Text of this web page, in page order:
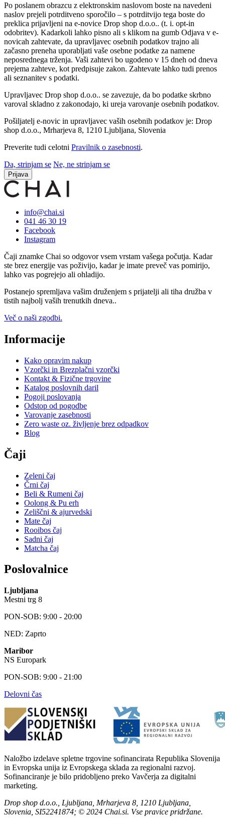
Po poslanem obrazcu z elektronskim naslovom boste na navedeni
naslov prejeli potrditveno sporočilo – s potrditvijo tega boste do
preklica prijavljeni na e-novice Drop shop d.o.o.. (t. i. opt-in
odobritev). Kadarkoli lahko pisno ali s klikom na gumb Odjava v e-
novicah zahtevate, da upravljavec osebnih podatkov trajno ali
začasno preneha uporabljati vaše osebne podatke za namene
neposrednega trženja. Vaši zahtevi bo ugodeno v 15 dneh od dneva
prejema zahteve, kot predpisuje zakon. Zahtevate lahko tudi prenos
ali seznanitev s podatki.
Upravljavec Drop shop d.o.o.. se zavezuje, da bo podatke skrbno
varoval skladno z zakonodajo, ki ureja varovanje osebnih podatkov.
Pošiljatelj e-novic in upravljavec vaših osebnih podatkov je: Drop
shop d.o.o., Mrharjeva 8, 1210 Ljubljana, Slovenia
Preverite tudi celotni Pravilnik o zasebnosti.
Da, strinjam se Ne, ne strinjam se
Prijava
info@chai.si
041 46 30 19
Facebook
Instagram
Čaji znamke Chai so odgovor vsem vrstam vašega počutja. Kadar
ste brez energije vas poživijo, kadar je imate preveč vas pomirijo,
lahko vas pogrejejo ali ohladijo.
Postanejo spremljava vašim druženjem s prijatelji ali tiha družba v
tistih najbolj vaših trenutkih dneva..
Več o naši zgodbi.
Informacije
Kako opravim nakup
Vzorčki in Brezplačni vzorčki
Kontakt & Fizične trgovine
Katalog poslovnih daril
Pogoji poslovanja
Odstop od pogodbe
Varovanje zasebnosti
Zero waste oz. življenje brez odpadkov
Blog
Čaji
Zeleni čaj
Črni čaj
Beli & Rumeni čaj
Oolong & Pu erh
Zeliščni & ajurvedski
Mate čaj
Rooibos čaj
Sadni čaj
Matcha čaj
Poslovalnice
Ljubljana
Mestni trg 8
PON-SOB: 9:00 - 20:00
NED: Zaprto
Maribor
NS Europark
PON-SOB: 9:00 - 21:00
Delovni čas
Naložbo izdelave spletne trgovine sofinancirata Republika Slovenija
in Evropska unija iz Evropskega sklada za regionalni razvoj.
Sofinanciranje je bilo pridobljeno preko Vavčerja za digitalni
marketing.
Drop shop d.o.o., Ljubljana, Mrharjeva 8, 1210 Ljubljana,
Slovenia, SI52241874; © 2024 Chai.si. Vse pravice pridržane.